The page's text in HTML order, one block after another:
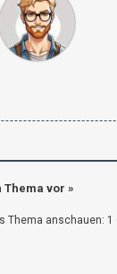
Thema vor »
Thema anschauen: 1